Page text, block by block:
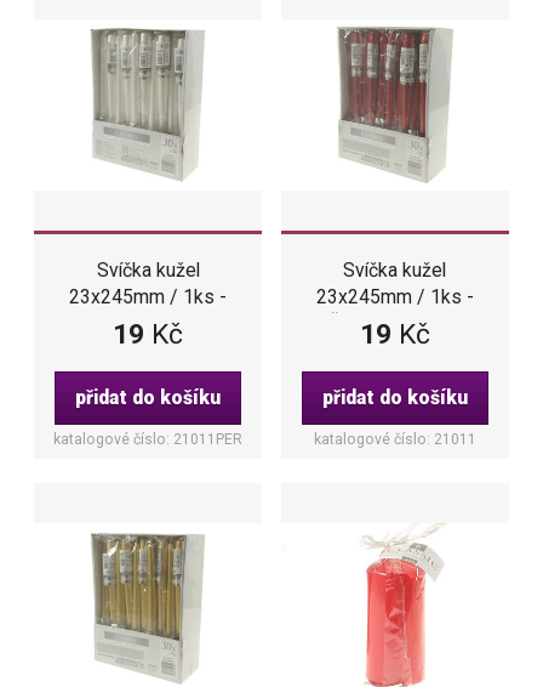
Svíčka kužel
23x245mm / 1ks -
Perlěťová metalik
19 Kč
přidat do košíku
katalogové číslo: 21011PER
Svíčka kužel
23x245mm / 1ks -
Červená metalik
19 Kč
přidat do košíku
katalogové číslo: 21011